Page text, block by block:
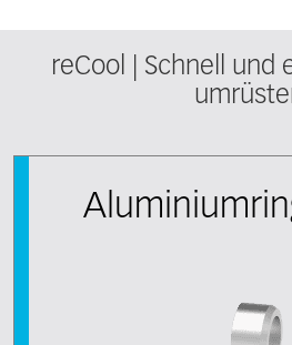
reCool | Schnell und